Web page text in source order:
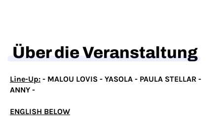
Über die Veranstaltung
Line-Up: - MALOU LOVIS - YASOLA - PAULA STELLAR -
ANNY -
ENGLISH BELOW